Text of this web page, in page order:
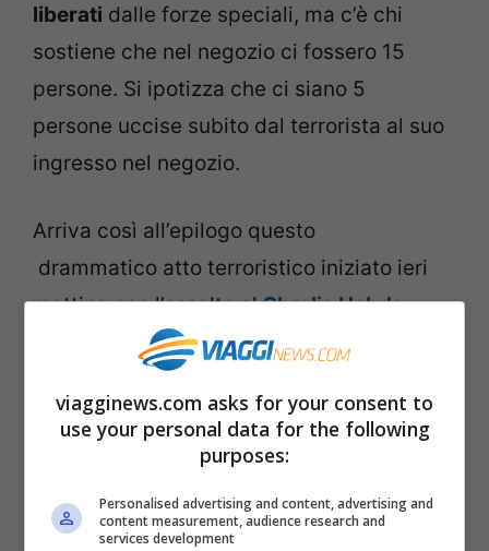
liberati dalle forze speciali, ma c’è chi
sostiene che nel negozio ci fossero 15
persone. Si ipotizza che ci siano 5
persone uccise subito dal terrorista al suo
ingresso nel negozio.
Arriva così all’epilogo questo
drammatico atto terroristico iniziato ieri
mattina con l’assalto alCharlie Hebdo.
Dalle ricostruzioni sembra che durante il
blitz alla tipografia di Dammartin i due
fratelli siano usciti fuori sparando
all’impazzata e in quel momento siano stati
barricati in questa piccola tipografia dopo
viagginews.com asks for your consent to
use your personal data for the following
purposes:
Personalised advertising and content, advertising and
content measurement, audience research and
services development